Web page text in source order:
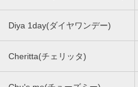
Diya 1day(ダイヤワンデー)
Cheritta(チェリッタ)